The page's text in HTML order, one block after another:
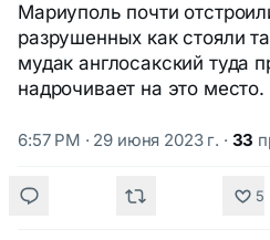
Мариуполь почти
разрушенных как стояли
мудак англосакский туда
надрочивает на это место.
6:57 PM · 29 июня 2023 г. · 33
5